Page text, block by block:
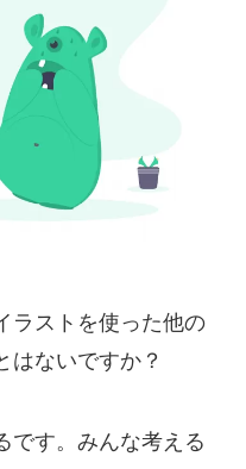
ラストを使った他の
はないですか？
です。みんな考える